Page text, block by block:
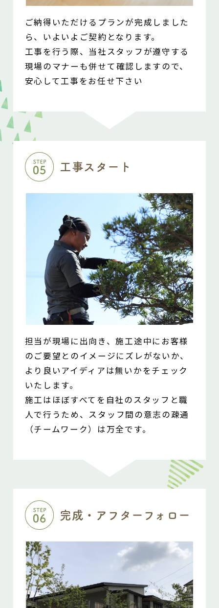
ご納得いただけるプランが完成しました
ら、いよいよご契約となります。
工事を行う際、当社スタッフが遵守する
現場のマナーも併せて確認しますので、
安心して工事をお任せ下さい
工事スタート
担当が現場に出向き、施工途中にお客様
のご要望とのイメージに ズレがないか、
より良いアイディアは無いかをチェック
いたします。
施工はほぼすべてを自社のスタッフと職
人で行うため、 スタッフ間の意志の疎通
（チームワーク）は万全です。
完成・アフターフォロー